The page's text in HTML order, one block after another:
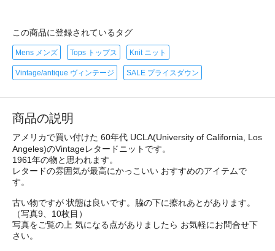
この商品に登録されているタグ
Mens メンズ Tops トップス Knit ニット
Vintage/antique ヴィンテージ SALE プライスダウン
商品の説明
アメリカで買い付けた 60年代 UCLA(University of California, Los
Angeles)のVintageレタードニットです。
1961年の物と思われます。
レタードの雰囲気が最高にかっこいい おすすめのアイテムで
す。
古い物ですが 状態は良いです。脇の下に擦れあとがあります。
（写真9、10枚目）
写真をご覧の上 気になる点がありましたら お気軽にお問合せ下
さい。